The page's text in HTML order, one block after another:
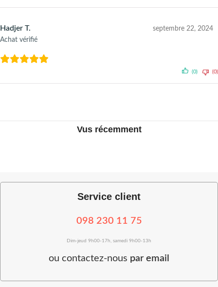
Hadjer T.
Achat vérifié
septembre 22, 2024
(0) (0)
Vus récemment
Service client
098 230 11 75
Dim-jeud 9h00-17h, samedi 9h00-13h
ou contactez-nous par email